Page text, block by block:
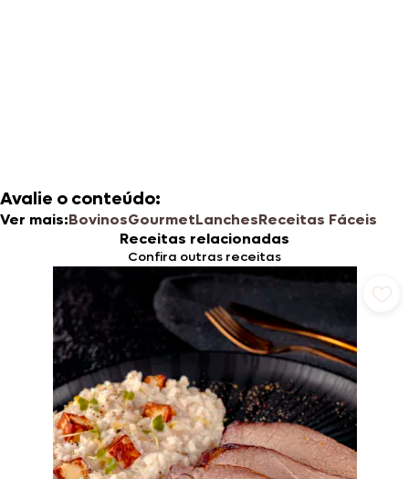
Avalie o conteúdo:
Ver mais:BovinosGourmetLanchesReceitas Fáceis
Receitas relacionadas
Confira outras receitas